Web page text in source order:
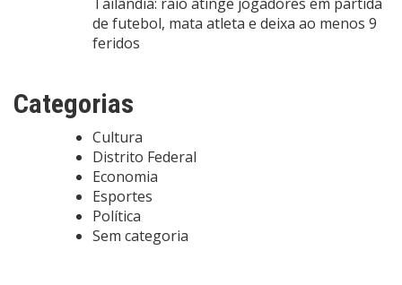
de futebol, mata atleta e deixa ao menos 9
feridos
Categorias
Cultura
Distrito Federal
Economia
Esportes
Política
Sem categoria